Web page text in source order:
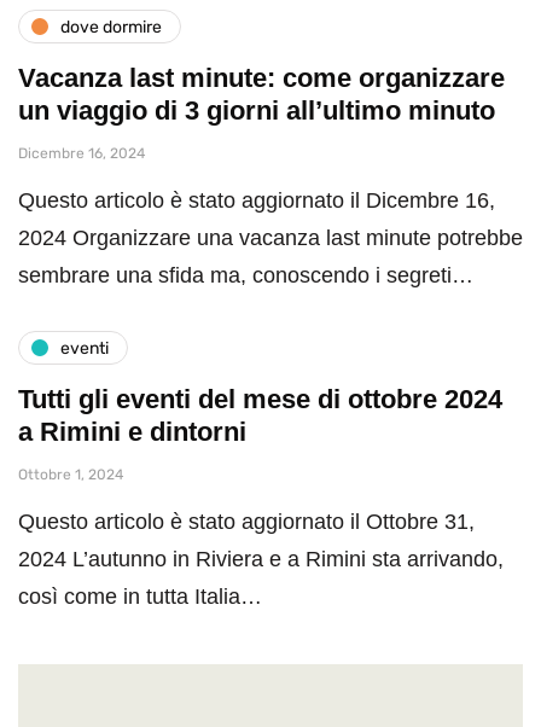
dove dormire
Vacanza last minute: come organizzare
un viaggio di 3 giorni all’ultimo minuto
Dicembre 16, 2024
Questo articolo è stato aggiornato il Dicembre 16,
2024 Organizzare una vacanza last minute potrebbe
sembrare una sfida ma, conoscendo i segreti…
eventi
Tutti gli eventi del mese di ottobre 2024
a Rimini e dintorni
Ottobre 1, 2024
Questo articolo è stato aggiornato il Ottobre 31,
2024 L’autunno in Riviera e a Rimini sta arrivando,
così come in tutta Italia…